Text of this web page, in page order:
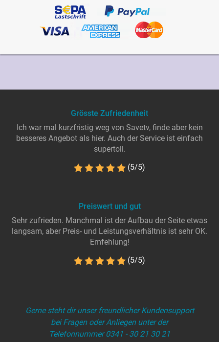
Grösste Zufriedenheit
Ich war mal kurzfristig weg von Savetv, finde aber kein
besseres Angebot als hier. Auch der Service ist einfach
supertoll.
(5/5)
Preiswert und gut
Sehr zufrieden. Manchmal ist der Aufbau der Seite etwas
langsam, aber Preis- und Leistungsverhältnis ist sehr OK.
Emfehlung!
(5/5)
Gerne steht dir unser freundlicher Kundensupport
bei Fragen oder Anliegen unter der
Telefonnummer 0341 - 30 21 30 21